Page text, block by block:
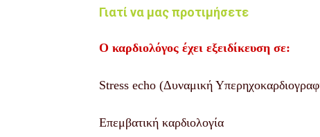
Γιατί να μας προτιμήσετε
Ο καρδιολόγος έχει εξειδίκευση σε:
Stress echo (Δυναμική
Επεμβατική καρδιολογία